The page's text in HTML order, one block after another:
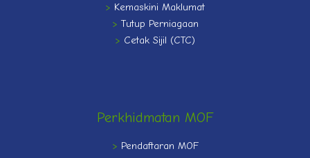
> Kemaskini Maklumat
> Tutup Perniagaan
> Cetak Sijil (CTC)
Perkhidmatan MOF
> Pendaftaran MOF